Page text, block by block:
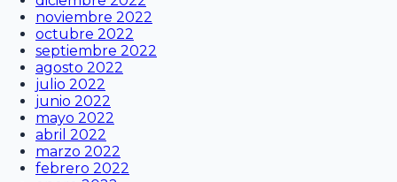
noviembre 2022
octubre 2022
septiembre 2022
agosto 2022
julio 2022
junio 2022
mayo 2022
abril 2022
marzo 2022
febrero 2022